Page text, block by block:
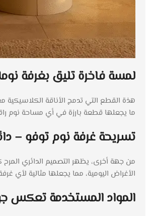
لمسة فاخرة تليق بغرفة
هذة القطع التي تدمج الأناقة الكلاسيكية
ما يجعلها قطعة بارزة في أي مساحة نوم
تسريحة غرفة نوم توفو –
من جهة أخرى، يظهر التصميم الدائري
الأغراض اليومية، مما يجعلها مثالية لأي
المواد المستخدمة تعكس